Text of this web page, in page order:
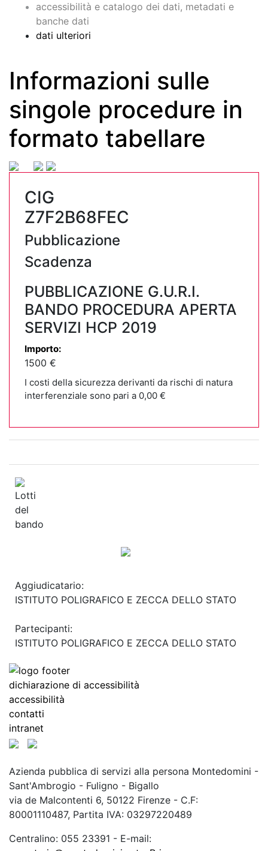
accessibilità e catalogo dei dati, metadati e
banche dati
dati ulteriori
Informazioni sulle
singole procedure in
formato tabellare
CIG
Z7F2B68FEC
Pubblicazione
Scadenza
PUBBLICAZIONE G.U.R.I.
BANDO PROCEDURA APERTA
SERVIZI HCP 2019
Importo:
1500 €
I costi della sicurezza derivanti da rischi di natura
interferenziale sono pari a 0,00 €
Lotti
del
bando
Aggiudicatario:
ISTITUTO POLIGRAFICO E ZECCA DELLO STATO
Partecipanti:
ISTITUTO POLIGRAFICO E ZECCA DELLO STATO
dichiarazione di accessibilità
accessibilità
contatti
intranet
Azienda pubblica di servizi alla persona Montedomini -
Sant'Ambrogio - Fuligno - Bigallo
via de Malcontenti 6, 50122 Firenze - C.F:
80001110487, Partita IVA: 03297220489
Centralino: 055 23391 - E-mail: